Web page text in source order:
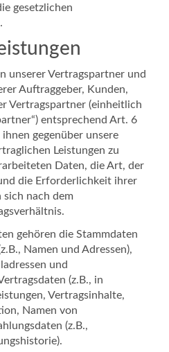
gesetzlichen
unserer Vertragspartner und
Auftraggeber, Kunden,
Vertragspartner (einheitlich
entsprechend Art. 6
gegenüber unsere
Leistungen zu
Daten, die Art, der
die Erforderlichkeit ihrer
nach dem
gehören die Stammdaten
Namen und Adressen),
und
(z.B., in
Vertragsinhalte,
Namen von
(z.B.,